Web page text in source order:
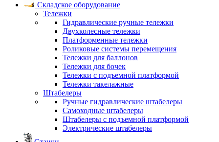
Складское оборудование
Тележки
Гидравлические ручные тележки
Двухколесные тележки
Платформенные тележки
Роликовые системы перемещения
Тележки для баллонов
Тележки для бочек
Тележки с подъемной платформой
Тележки такелажные
Штабелеры
Ручные гидравлические штабелеры
Самоходные штабелеры
Штабелеры с подъемной платформой
Электрические штабелеры